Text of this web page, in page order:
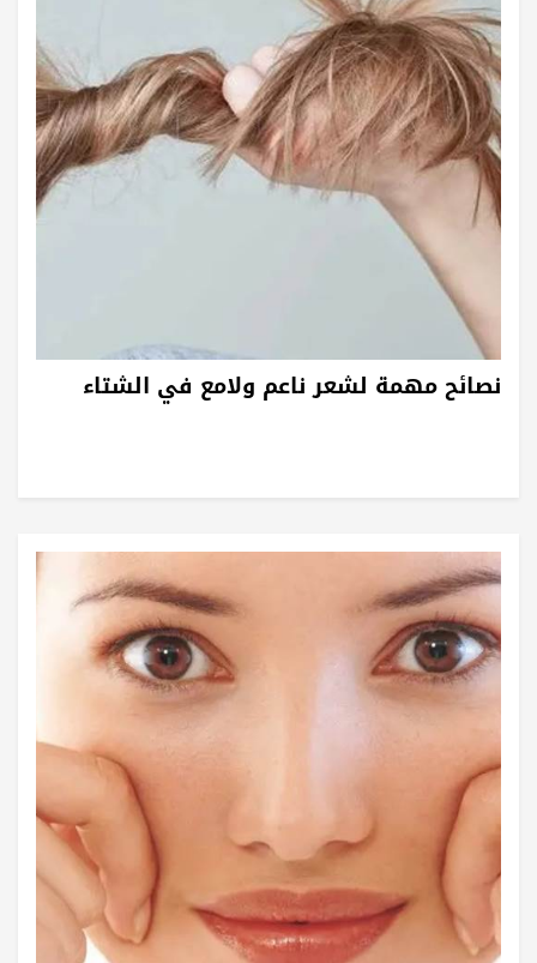
نصائح مهمة لشعر ناعم ولامع في الشتاء